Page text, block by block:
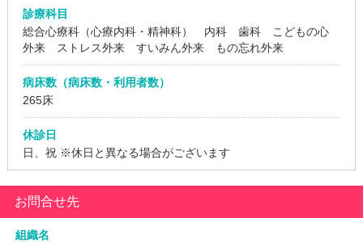
診療科目
総合心療科（心療内科・精神科） 内科 歯科 こどもの心
外来 ストレス外来 すいみん外来 もの忘れ外来
病床数（病床数・利用者数）
265床
休診日
日、祝 ※休日と異なる場合がございます
お問合せ先
組織名